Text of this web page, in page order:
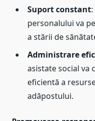
Suport constant
personalului va
a stării de
Administrare
asistate social va
eficientă a
adăpostului.